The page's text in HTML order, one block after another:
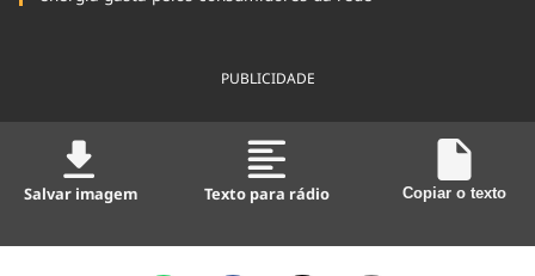
PUBLICIDADE
Salvar imagem Texto para rádio Copiar o texto